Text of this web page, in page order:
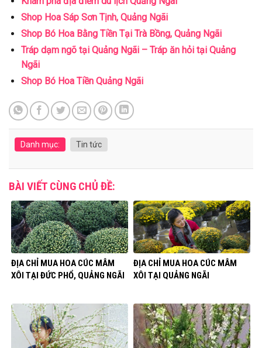
Shop Hoa Sáp Sơn Tịnh, Quảng Ngãi
Shop Bó Hoa Bằng Tiền Tại Trà Bồng, Quảng Ngãi
Tráp dạm ngõ tại Quảng Ngãi – Tráp ăn hỏi tại Quảng
Ngãi
Shop Bó Hoa Tiền Quảng Ngãi
Danh mục: Tin tức
BÀI VIẾT CÙNG CHỦ ĐỀ:
ĐỊA CHỈ MUA HOA CÚC MÂM
XÔI TẠI ĐỨC PHỔ, QUẢNG NGÃI
ĐỊA CHỈ MUA HOA CÚC MÂM
XÔI TẠI QUẢNG NGÃI